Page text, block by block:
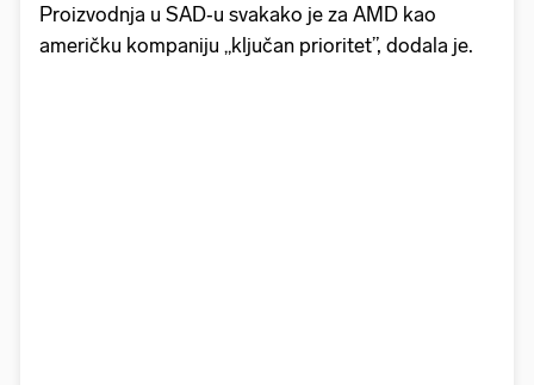
Proizvodnja u SAD‑u svakako je za AMD kao
američku kompaniju „ključan prioritet”, dodala je.